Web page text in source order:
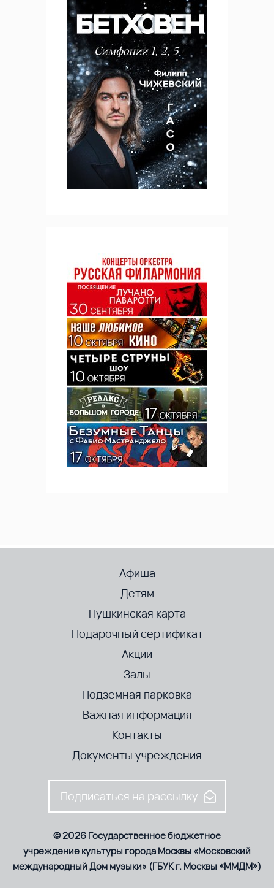
Афиша
Детям
Пушкинская карта
Подарочный сертификат
Акции
Залы
Подземная парковка
Важная информация
Контакты
Документы учреждения
Подписаться на рассылку
© 2026 Государственное бюджетное
учреждение культуры города Москвы «Московский
международный Дом музыки» (ГБУК г. Москвы «ММДМ»)